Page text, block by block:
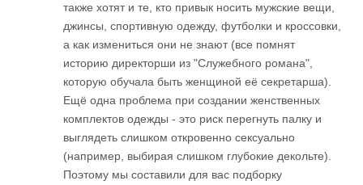
также хотят и те, кто привык носить мужские вещи,
джинсы, спортивную одежду, футболки и кроссовки,
а как измениться они не знают (все помнят
историю директорши из "Служебного романа",
которую обучала быть женщиной её секретарша).
Ещё одна проблема при создании женственных
комплектов одежды - это риск перегнуть палку и
выглядеть слишком откровенно сексуально
(например, выбирая слишком глубокие декольте).
Поэтому мы составили для вас подборку